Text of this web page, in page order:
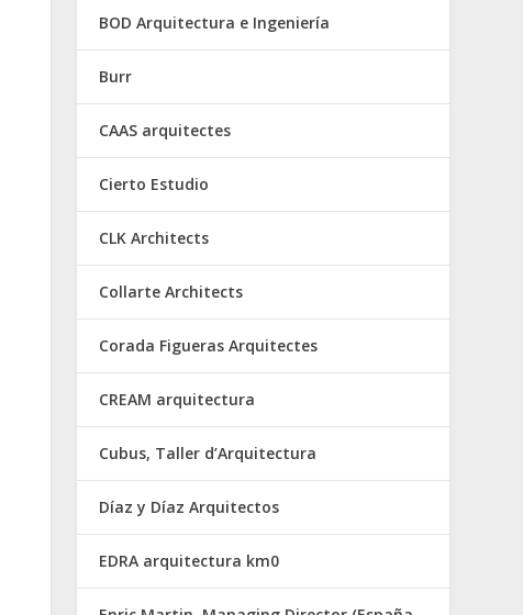
BOD Arquitectura e Ingeniería
Burr
CAAS arquitectes
Cierto Estudio
CLK Architects
Collarte Architects
Corada Figueras Arquitectes
CREAM arquitectura
Cubus, Taller d’Arquitectura
Díaz y Díaz Arquitectos
EDRA arquitectura km0